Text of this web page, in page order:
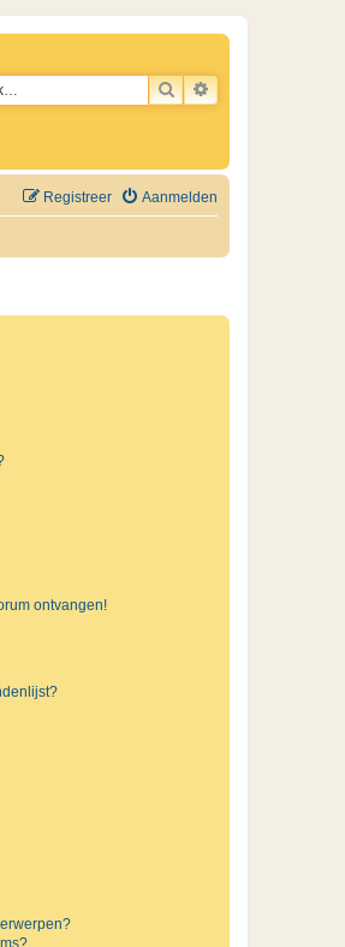
ZOEKUITGEBREID
Aanmelden
Registreer
ontvangen!